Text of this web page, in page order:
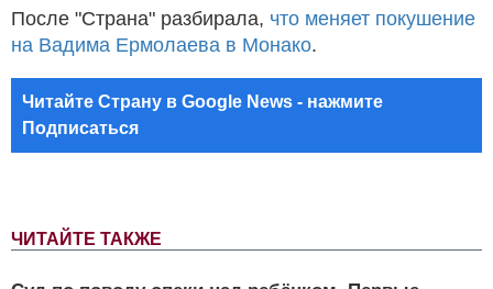
ЧИТАЙТЕ ТАКЖЕ
После "Страна" разбирала, что меняет покушение
на Вадима Ермолаева в Монако.
Читайте Страну в Google News - нажмите
Подписаться